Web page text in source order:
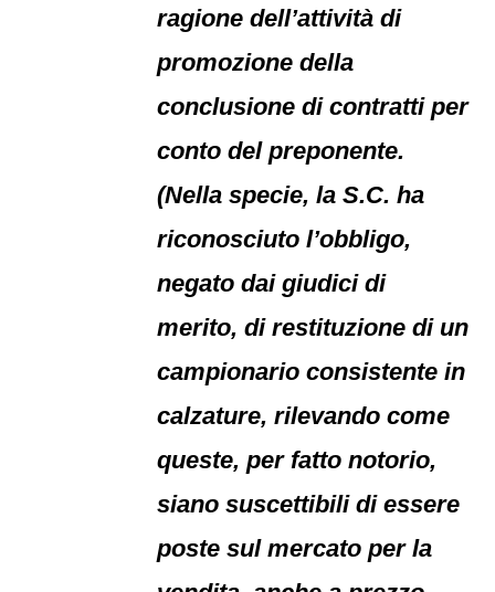
ragione dell’attività di
promozione della
conclusione di contratti per
conto del preponente.
(Nella specie, la S.C. ha
riconosciuto l’obbligo,
negato dai giudici di
merito, di restituzione di un
campionario consistente in
calzature, rilevando come
queste, per fatto notorio,
siano suscettibili di essere
poste sul mercato per la